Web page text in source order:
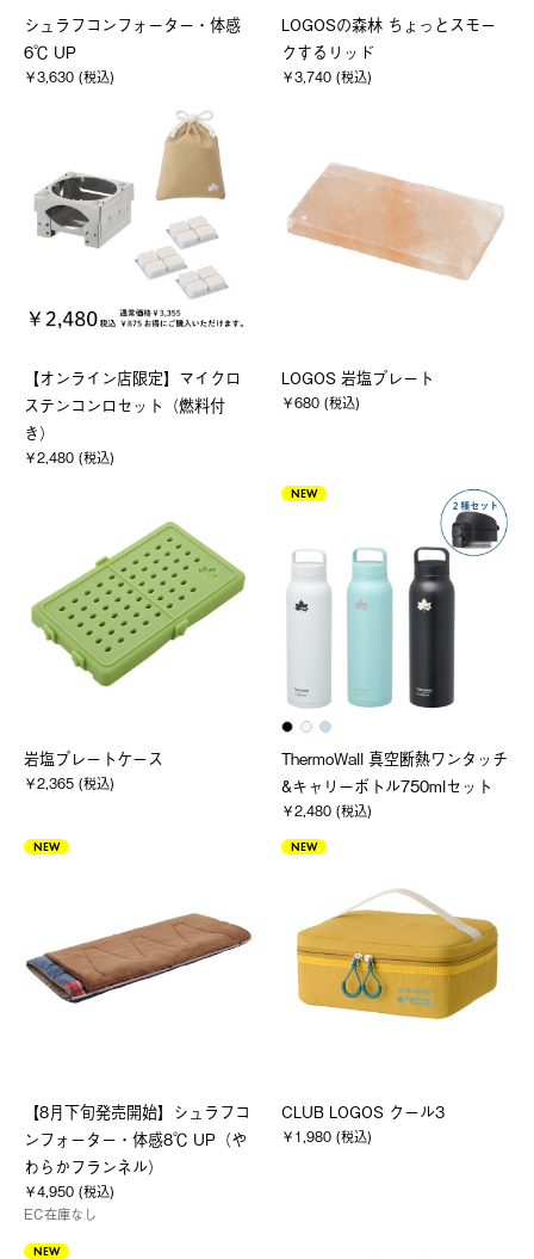
シュラフコンフォーター・体感
6℃ UP
￥3,630 (税込)
LOGOSの森林 ちょっとスモー
クするリッド
￥3,740 (税込)
【オンライン店限定】マイクロ
ステンコンロセット（燃料付
き）
￥2,480 (税込)
LOGOS 岩塩プレート
￥680 (税込)
岩塩プレートケース
￥2,365 (税込)
NEW
ThermoWall 真空断熱ワンタッチ
&キャリーボトル750mlセット
￥2,480 (税込)
NEW
【8月下旬発売開始】シュラフコ
ンフォーター・体感8℃ UP（や
わらかフランネル）
￥4,950 (税込)
EC在庫なし
NEW
CLUB LOGOS クール3
￥1,980 (税込)
NEW